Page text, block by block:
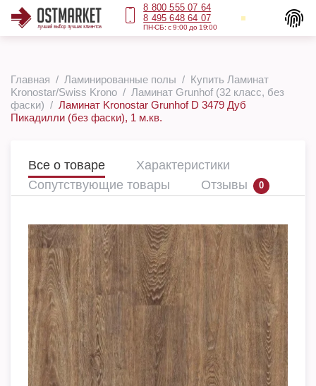
8 800 555 07 64
8 495 648 64 07
ПН-СБ: с 9:00 до 19:00
Главная Ламинированные полы
Купить Ламинат
Kronostar/Swiss Krono
Ламинат Grunhof (32 класс, без
фаски)
Ламинат Kronostar Grunhof D 3479 Дуб
Пикадилли (без фаски), 1 м.кв.
Все о товаре
Характеристики
Сопутствующие товары
Отзывы 0